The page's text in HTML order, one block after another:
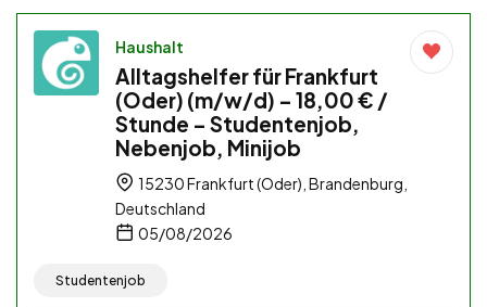
Haushalt
Alltagshelfer für Frankfurt
(Oder) (m/w/d) – 18,00 € /
Stunde – Studentenjob,
Nebenjob, Minijob
15230 Frankfurt (Oder), Brandenburg,
Deutschland
05/08/2026
Studentenjob